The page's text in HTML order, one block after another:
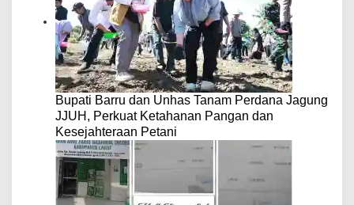
Bupati Barru dan Unhas Tanam Perdana Jagung
JJUH, Perkuat Ketahanan Pangan dan
Kesejahteraan Petani